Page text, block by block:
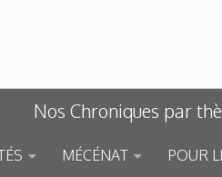
Nos Chroniques par
MÉCÉNAT POUR